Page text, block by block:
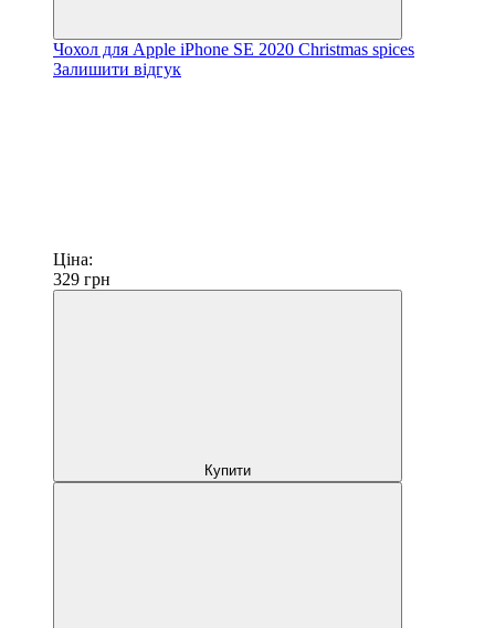
Чохол для Apple iPhone SE 2020 Christmas spices
Залишити відгук
Ціна:
329 грн
Купити